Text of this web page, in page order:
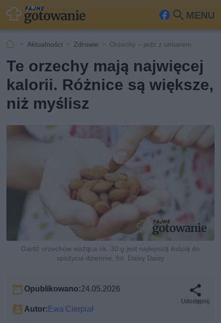
MENU
Fa
ook
Szu
kaj
Aktualności Zdrowie Orzechy – jedz z umiarem
Te orzechy mają najwięcej
kalorii. Różnice są większe,
niż myślisz
Garść orzechów ważąca ok. 30 g jest najlepszą ilością do
spożycia dziennie, fot. Daisy Daisy
Opublikowano:24.05.2026
Autor:Ewa Cierpiał
Udostępnij